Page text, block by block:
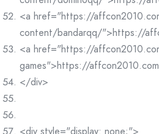
<a href="https://
content/bandarqq/">https://
<a href="https://
games">https://
</div>
<div style="display: none;">